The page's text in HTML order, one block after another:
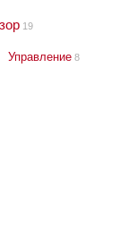
19
Управление 8